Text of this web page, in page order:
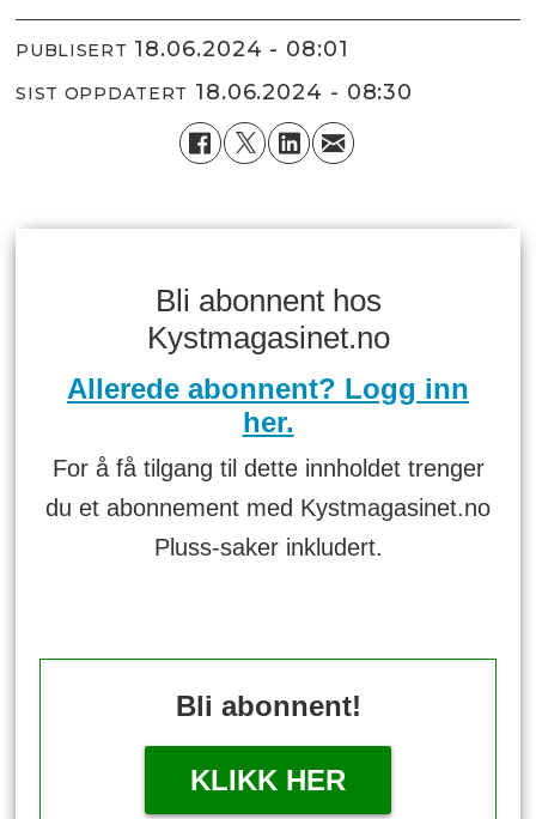
PUBLISERT 18.06.2024 - 08:01
SIST OPPDATERT 18.06.2024 - 08:30
Bli abonnent hos
Kystmagasinet.no
Allerede abonnent? Logg inn
her.
For å få tilgang til dette innholdet trenger
du et abonnement med Kystmagasinet.no
Pluss-saker inkludert.
Bli abonnent!
KLIKK HER